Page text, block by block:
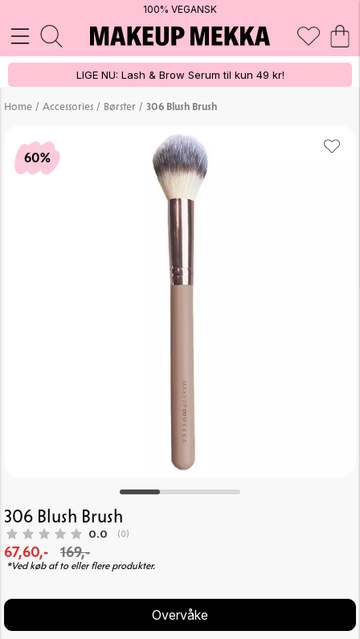
100% VEGANSK
LIGE NU: Lash & Brow Serum til kun 49 kr!
Home / Accessories / Børster / 306 Blush Brush
60%
306 Blush Brush
Gennemsnitlig vurdering:
0.0 (stemmer:
0)
67,60,- 169,-
*Ved køb af to eller flere produkter.
Overvåke